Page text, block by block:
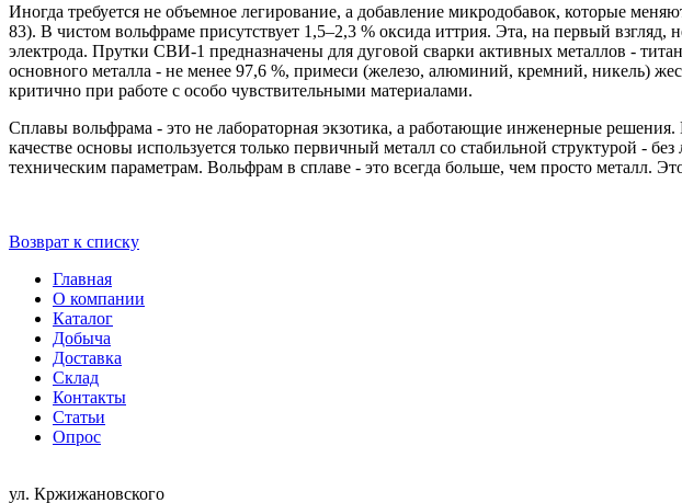
Иногда требуется не объемное легирование, а добавление микродобавок, которые
83). В чистом вольфраме присутствует 1,5–2,3 % оксида иттрия. Эта, на первый
электрода. Прутки СВИ-1 предназначены для дуговой сварки активных металлов -
основного металла - не менее 97,6 %, примеси (железо, алюминий, кремний, никель)
критично при работе с особо чувствительными материалами.
Сплавы вольфрама - это не лабораторная экзотика, а работающие инженерные
качестве основы используется только первичный металл со стабильной структурой -
техническим параметрам. Вольфрам в сплаве - это всегда больше, чем просто металл.
Возврат к списку
Главная
О компании
Каталог
Добыча
Доставка
Склад
Контакты
Статьи
Опрос
ул. Кржижановского